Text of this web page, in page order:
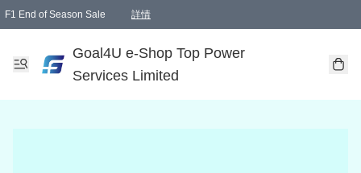
F1 End of Season Sale 詳情
Goal4U e-Shop Top Power
Services Limited